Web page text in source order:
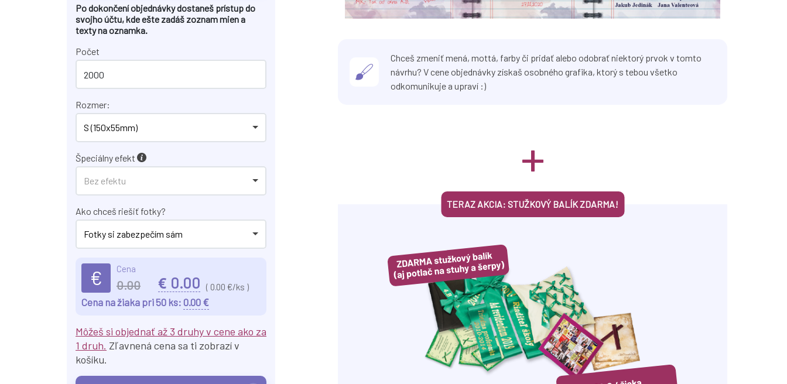
Po dokončení objednávky dostaneš prístup do
svojho účtu, kde ešte zadáš zoznam mien a
texty naoznamka.
Počet
Rozmer:
S (150x55mm)
Špeciálny efekt
Bez efektu
Ako chceš riešiť fotky?
Fotky si zabezpečím sám
€ Cena
0.00 € 0.00 ( 0.00 €/ks )
Cena na žiaka pri 50 ks: 0.00 €
Môžeš si objednať až 3 druhy v cene ako za
1 druh. Zľavnená cena sa ti zobrazí v
košíku.
Chceš zmeniť mená, mottá, farby či pridať alebo odobrať niektorý prvok v tomto
návrhu? V cene objednávky získaš osobného grafika, ktorý s tebou všetko
odkomunikuje a upraví :)
+
TERAZ AKCIA: STUŽKOVÝ BALÍK ZDARMA!